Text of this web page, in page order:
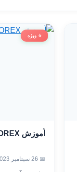
⭐ ویژه
آموزش FOREX
📅 26 سپتامبر 2023